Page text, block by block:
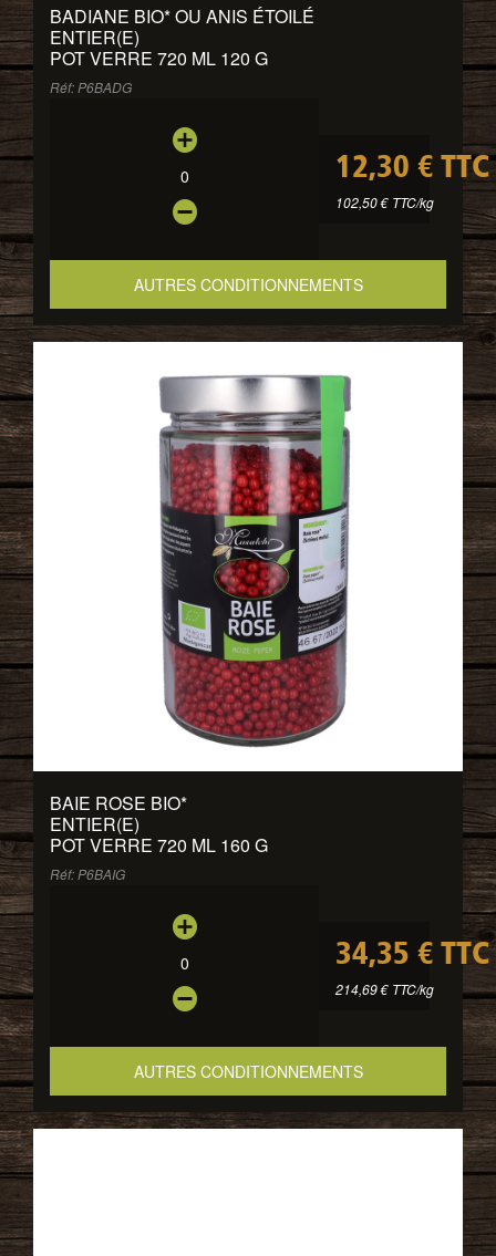
BADIANE BIO*OU ANIS ÉTOILÉ
ENTIER(E)
POT VERRE 720 ML 120 G
Réf: P6BADG
0 12,30 € TTC
102,50 € TTC/kg
AUTRES CONDITIONNEMENTS
BAIE ROSE BIO*
ENTIER(E)
POT VERRE 720 ML 160 G
Réf: P6BAIG
0 34,35 € TTC
214,69 € TTC/kg
AUTRES CONDITIONNEMENTS